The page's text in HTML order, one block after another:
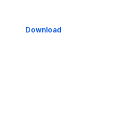
Download